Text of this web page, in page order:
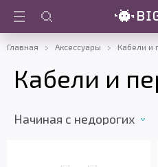
Главная Аксессуары Кабели и
Кабели и
Начиная с недорогих